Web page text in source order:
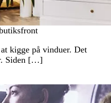
kigge på vinduer. Det
Siden […]